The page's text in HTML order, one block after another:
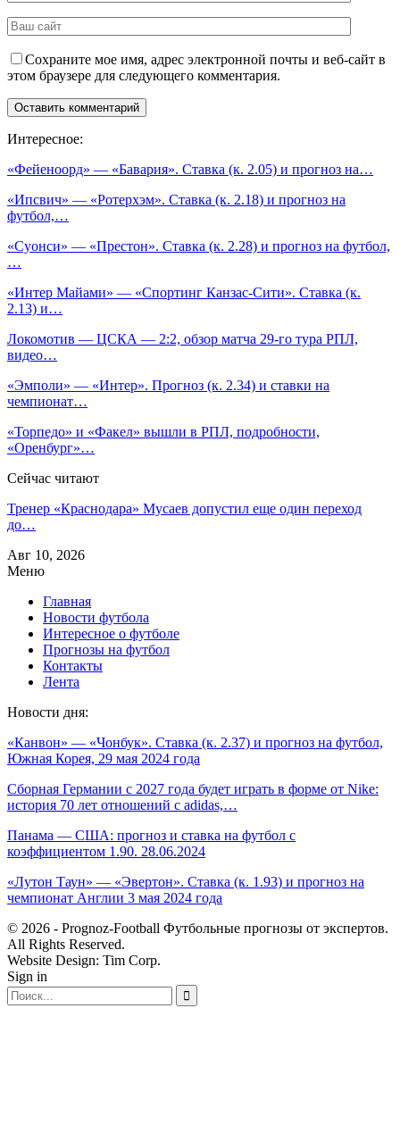
Сохраните мое имя, адрес электронной почты и веб-сайт в
этом браузере для следующего комментария.
Интересное:
«Фейеноорд» — «Бавария». Ставка (к. 2.05) и прогноз на…
«Ипсвич» — «Ротерхэм». Ставка (к. 2.18) и прогноз на
футбол,…
«Суонси» — «Престон». Ставка (к. 2.28) и прогноз на футбол,
…
«Интер Майами» — «Спортинг Канзас-Сити». Ставка (к.
2.13) и…
Локомотив — ЦСКА — 2:2, обзор матча 29-го тура РПЛ,
видео…
«Эмполи» — «Интер». Прогноз (к. 2.34) и ставки на
чемпионат…
«Торпедо» и «Факел» вышли в РПЛ, подробности,
«Оренбург»…
Сейчас читают
Тренер «Краснодара» Мусаев допустил еще один переход
до…
Авг 10, 2026
Меню
Главная
Новости футбола
Интересное о футболе
Прогнозы на футбол
Контакты
Лента
Новости дня:
«Канвон» — «Чонбук». Ставка (к. 2.37) и прогноз на футбол,
Южная Корея, 29 мая 2024 года
Сборная Германии с 2027 года будет играть в форме от Nike:
история 70 лет отношений с adidas,…
Панама — США: прогноз и ставка на футбол с
коэффициентом 1.90. 28.06.2024
«Лутон Таун» — «Эвертон». Ставка (к. 1.93) и прогноз на
чемпионат Англии 3 мая 2024 года
© 2026 - Prognoz-Football Футбольные прогнозы от экспертов.
All Rights Reserved.
Website Design: Tim Corp.
Sign in